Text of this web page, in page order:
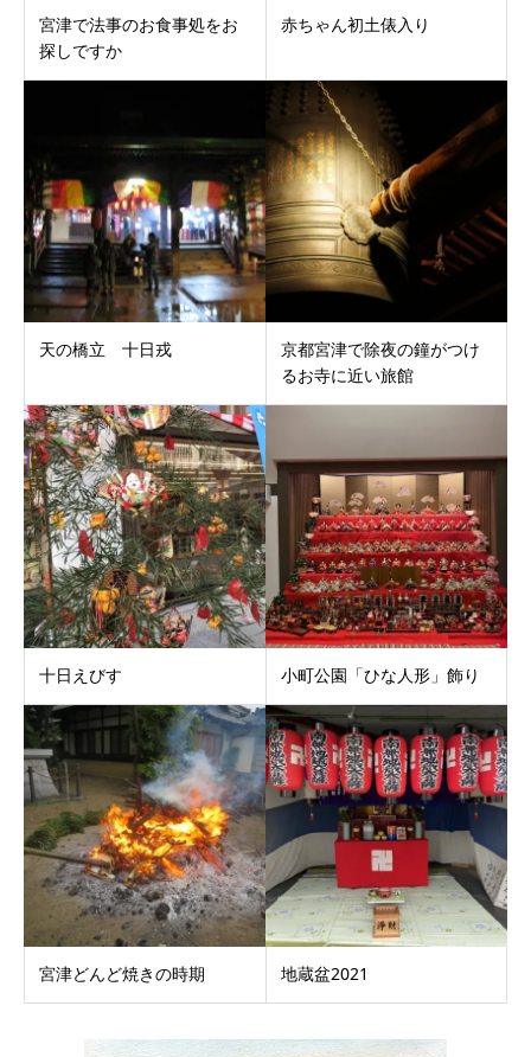
宮津で法事のお食事処をお
探しですか
赤ちゃん初土俵入り
天の橋立 十日戎
京都宮津で除夜の鐘がつけ
るお寺に近い旅館
十日えびす 小町公園「ひな人形」飾り
宮津どんど焼きの時期 地蔵盆2021